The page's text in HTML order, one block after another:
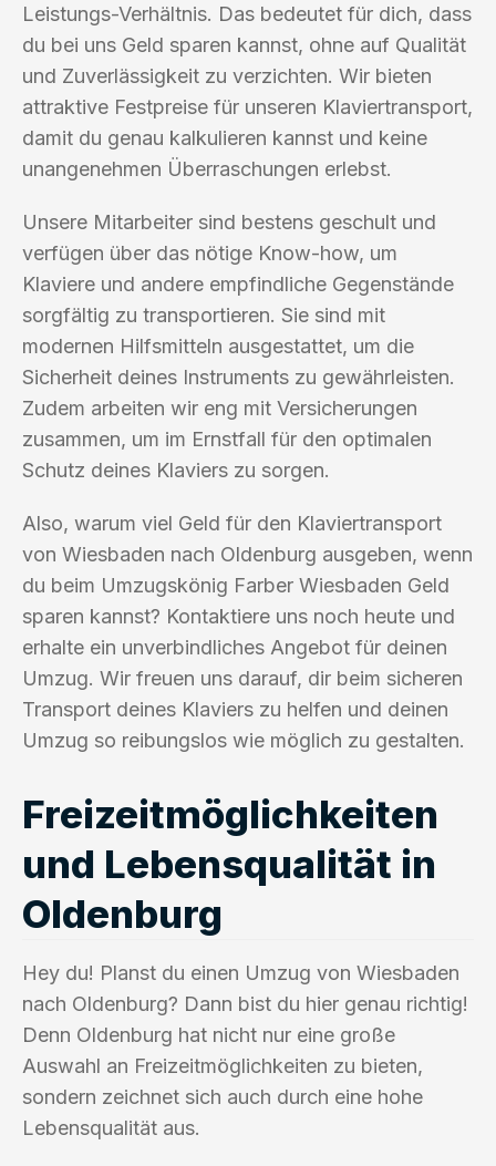
Leistungs-Verhältnis. Das bedeutet für dich, dass
du bei uns Geld sparen kannst, ohne auf Qualität
und Zuverlässigkeit zu verzichten. Wir bieten
attraktive Festpreise für unseren Klaviertransport,
damit du genau kalkulieren kannst und keine
unangenehmen Überraschungen erlebst.
Unsere Mitarbeiter sind bestens geschult und
verfügen über das nötige Know-how, um
Klaviere und andere empfindliche Gegenstände
sorgfältig zu transportieren. Sie sind mit
modernen Hilfsmitteln ausgestattet, um die
Sicherheit deines Instruments zu gewährleisten.
Zudem arbeiten wir eng mit Versicherungen
zusammen, um im Ernstfall für den optimalen
Schutz deines Klaviers zu sorgen.
Also, warum viel Geld für den Klaviertransport
von Wiesbaden nach Oldenburg ausgeben, wenn
du beim Umzugskönig Farber Wiesbaden Geld
sparen kannst? Kontaktiere uns noch heute und
erhalte ein unverbindliches Angebot für deinen
Umzug. Wir freuen uns darauf, dir beim sicheren
Transport deines Klaviers zu helfen und deinen
Umzug so reibungslos wie möglich zu gestalten.
Freizeitmöglichkeiten
und Lebensqualität in
Oldenburg
Hey du! Planst du einen Umzug von Wiesbaden
nach Oldenburg? Dann bist du hier genau richtig!
Denn Oldenburg hat nicht nur eine große
Auswahl an Freizeitmöglichkeiten zu bieten,
sondern zeichnet sich auch durch eine hohe
Lebensqualität aus.